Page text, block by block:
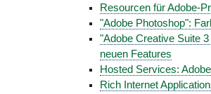
Resourcen für Adobe-
"Adobe Photoshop":
"Adobe Creative Suite
neuen Features
Hosted Services:
Rich Internet